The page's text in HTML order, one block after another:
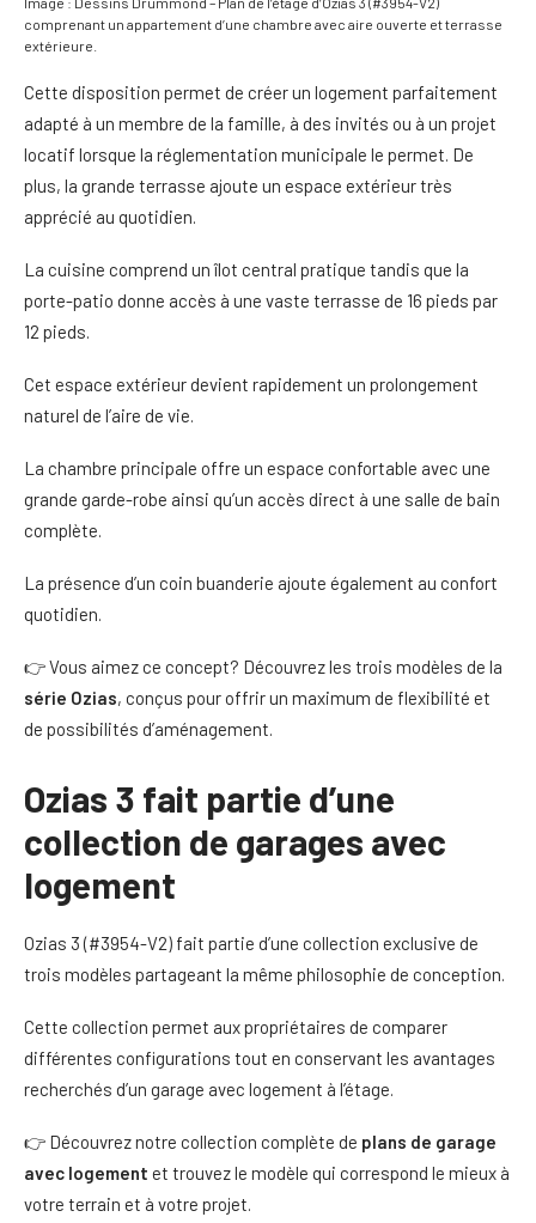
comprenant un appartement d’une chambre avec aire ouverte et terrasse
extérieure.
Cette disposition permet de créer un logement parfaitement
adapté à un membre de la famille, à des invités ou à un projet
locatif lorsque la réglementation municipale le permet. De
plus, la grande terrasse ajoute un espace extérieur très
apprécié au quotidien.
La cuisine comprend un îlot central pratique tandis que la
porte-patio donne accès à une vaste terrasse de 16 pieds par
12 pieds.
Cet espace extérieur devient rapidement un prolongement
naturel de l’aire de vie.
La chambre principale offre un espace confortable avec une
grande garde-robe ainsi qu’un accès direct à une salle de bain
complète.
La présence d’un coin buanderie ajoute également au confort
quotidien.
👉 Vous aimez ce concept? Découvrez les trois modèles de la
série Ozias, conçus pour offrir un maximum de flexibilité et
de possibilités d’aménagement.
Ozias 3 fait partie d’une
collection de garages avec
logement
Ozias 3 (#3954-V2) fait partie d’une collection exclusive de
trois modèles partageant la même philosophie de conception.
Cette collection permet aux propriétaires de comparer
différentes configurations tout en conservant les avantages
recherchés d’un garage avec logement à l’étage.
👉 Découvrez notre collection complète de plans de garage
avec logement et trouvez le modèle qui correspond le mieux à
votre terrain et à votre projet.